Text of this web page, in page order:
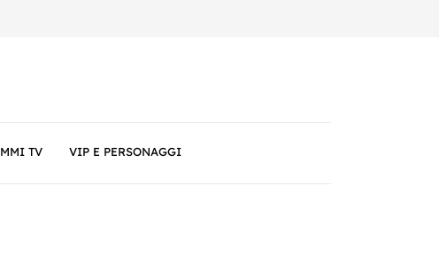
TV VIP E PERSONAGGI